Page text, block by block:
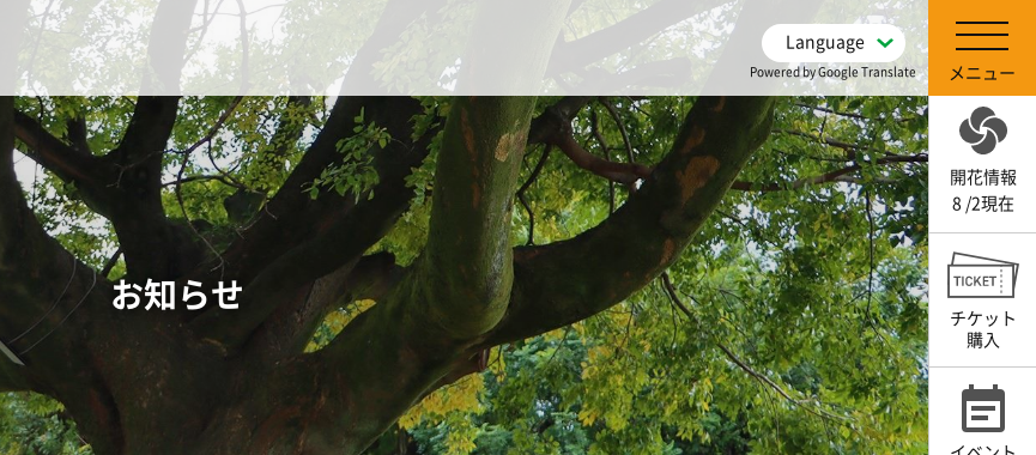
Language
Powered by Google Translate
開花情報
8 /2現在
チケット
購入
メニュー
お知らせ